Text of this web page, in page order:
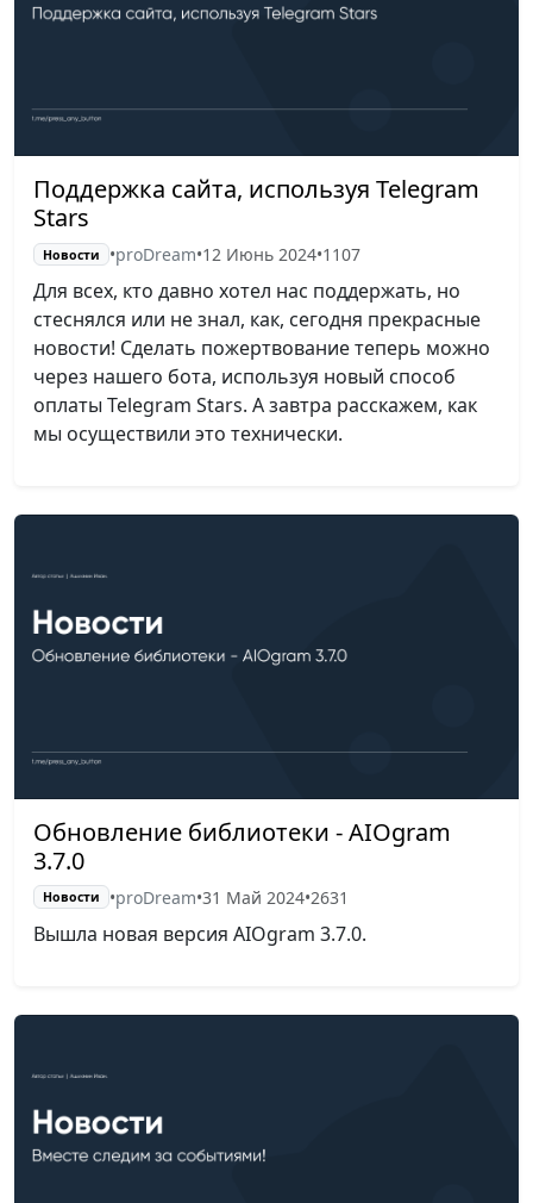
Поддержка сайта, используя Telegram
Stars
Новости •proDream•12 Июнь 2024•1107
Для всех, кто давно хотел нас поддержать, но
стеснялся или не знал, как, сегодня прекрасные
новости! Сделать пожертвование теперь можно
через нашего бота, используя новый способ
оплаты Telegram Stars. А завтра расскажем, как
мы осуществили это технически.
Обновление библиотеки - AIOgram
3.7.0
Новости •proDream•31 Май 2024•2631
Вышла новая версия AIOgram 3.7.0.